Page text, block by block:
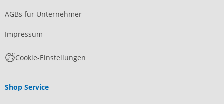
AGBs für Unternehmer
Impressum
Cookie-Einstellungen
Shop Service